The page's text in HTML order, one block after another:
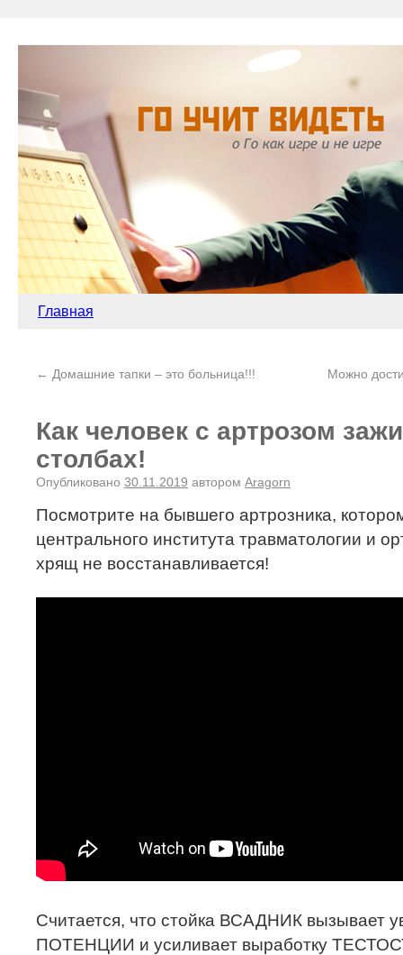
Главная
← Домашние тапки – это больница!!! Можно
Как человек с артрозом
столбах!
Опубликовано 30.11.2019 автором Aragorn
Посмотрите на бывшего артрозника,
центрального института травматологии и
хрящ не восстанавливается!
Считается, что стойка ВСАДНИК вызывает
ПОТЕНЦИИ и усиливает выработку